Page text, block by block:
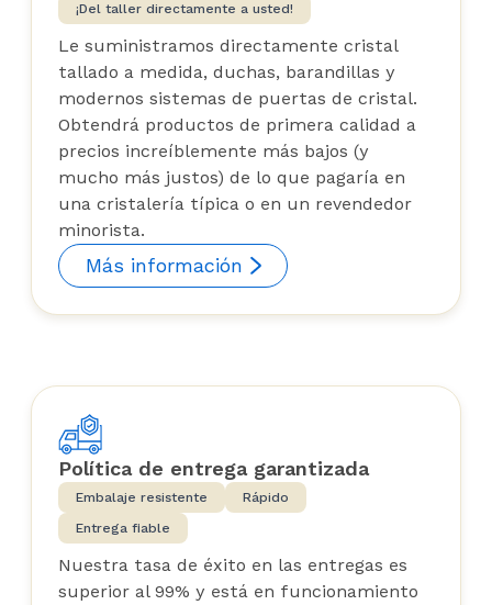
¡Del taller directamente a usted!
Le suministramos directamente cristal
tallado a medida, duchas, barandillas y
modernos sistemas de puertas de cristal.
Obtendrá productos de primera calidad a
precios increíblemente más bajos (y
mucho más justos) de lo que pagaría en
una cristalería típica o en un revendedor
minorista.
Más información
Política de entrega garantizada
Embalaje resistente
Rápido
Entrega fiable
Nuestra tasa de éxito en las entregas es
superior al 99% y está en funcionamiento